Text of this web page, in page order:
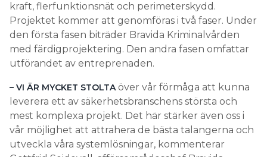
kraft, flerfunktionsnät och perimeterskydd.
Projektet kommer att genomföras i två faser. Under
den första fasen biträder Bravida Kriminalvården
med färdigprojektering. Den andra fasen omfattar
utförandet av entreprenaden.
– VI ÄR MYCKET STOLTAöver vår förmåga att kunna
leverera ett av säkerhetsbranschens största och
mest komplexa projekt. Det här stärker även oss i
vår möjlighet att attrahera de bästa talangerna och
utveckla våra systemlösningar, kommenterar